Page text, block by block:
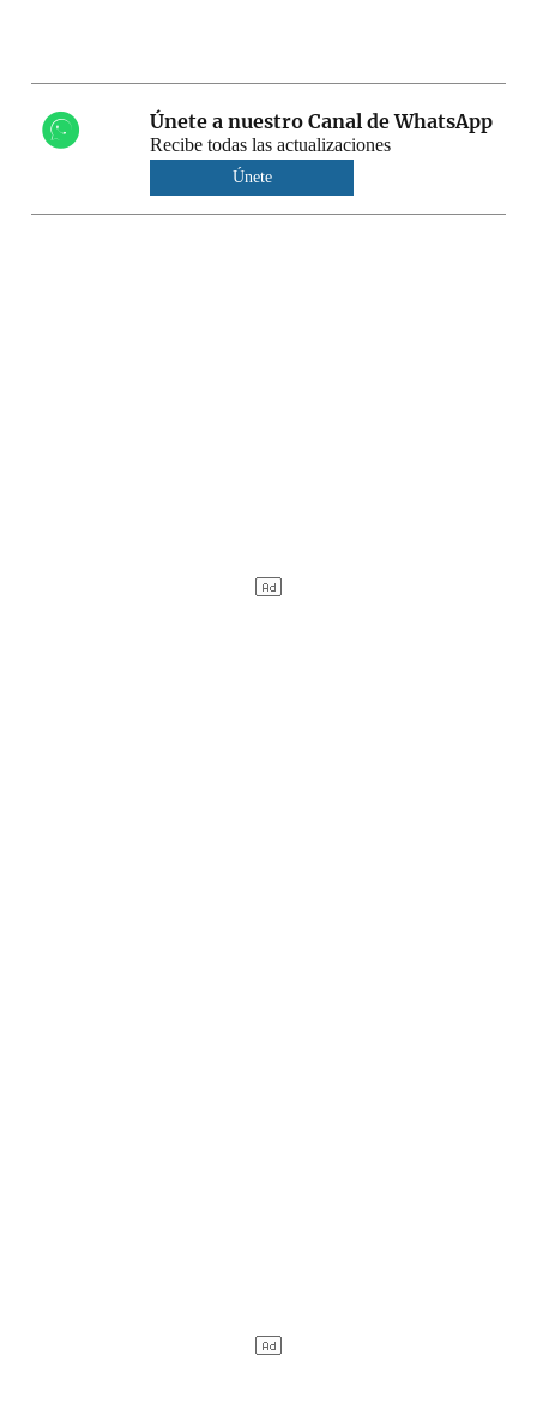
Únete a nuestro Canal de WhatsApp
Recibe todas las actualizaciones
Únete